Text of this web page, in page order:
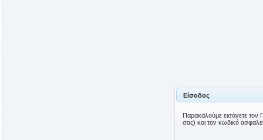
Είσοδος
Παρακαλούμε εισάγετε
σας) και τον κωδικό